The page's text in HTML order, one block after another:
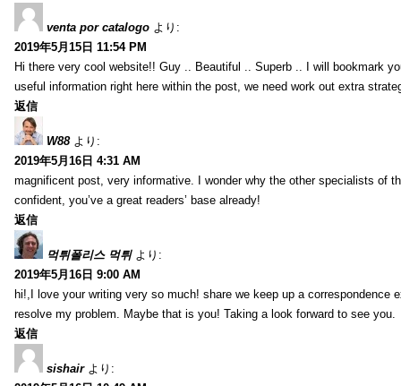
venta por catalogo より:
2019年5月15日 11:54 PM
Hi there very cool website!! Guy .. Beautiful .. Superb .. I will bookmark
useful information right here within the post, we need work out extra
返信
W88 より:
2019年5月16日 4:31 AM
magnificent post, very informative. I wonder why the other specialists of
confident, you’ve a great readers’ base already!
返信
먹튀폴리스 먹튀 より:
2019年5月16日 9:00 AM
hi!,I love your writing very so much! share we keep up a correspondence
resolve my problem. Maybe that is you! Taking a look forward to see you.
返信
sishair より: